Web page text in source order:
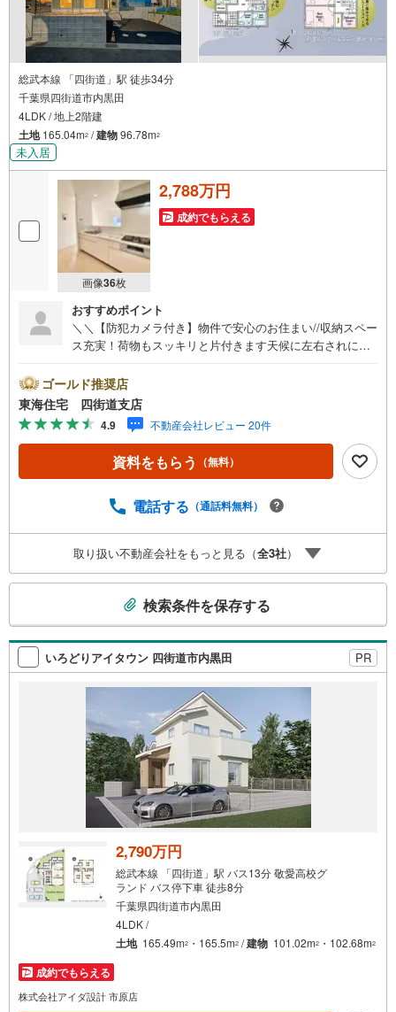
総武本線 「四街道」駅 徒歩34分
千葉県四街道市内黒田
4LDK / 地上2階建
土地165.04m2 /建物96.78m2
未入居
画像36枚
2,788万円
成約でもらえる
おすすめポイント
＼＼【防犯カメラ付き】物件で安心のお住まい//収納スペー
ス充実！荷物もスッキリと片付きます天候に左右されにく
この時間帯はお電話でのお問い合わせのほうがスムーズに
ご対応できます！お気軽にご連絡ください！《東海住宅四
街道支店の特徴》●地域密着！どうぞ安心してお任せくださ
い！お客様の夢やご希望をおきかせください。豊富な地元
情報と経験豊かな専門スタッフが、責任をもって全力でお
客様の「住まい」探しのお手伝いをいたします。■その他○
ださい。○キッズスペース完備。オムツ台や替えのオムツも
ゴールド推奨店
東海住宅 四街道支店
4.9 不動産会社レビュー 20件
資料をもらう （無料）
電話する （通話料無料）
取り扱い不動産会社をもっと見る（全3社）
検
索
条
イ
ペ
ー
検索条件を保存する
いろどりアイタウン 四街道市内黒田 PR
2,790万円
総武本線 「四街道」駅 バス13分 敬愛高校グ
ランド バス停下車 徒歩8分
千葉県四街道市内黒田
4LDK /
土地 165.49m2 ・165.5m2 /建物 101.02m2 ・102.68m2
成約でもらえる
株式会社アイダ設計 市原店